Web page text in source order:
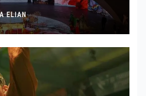
ALPINA
ELIAN